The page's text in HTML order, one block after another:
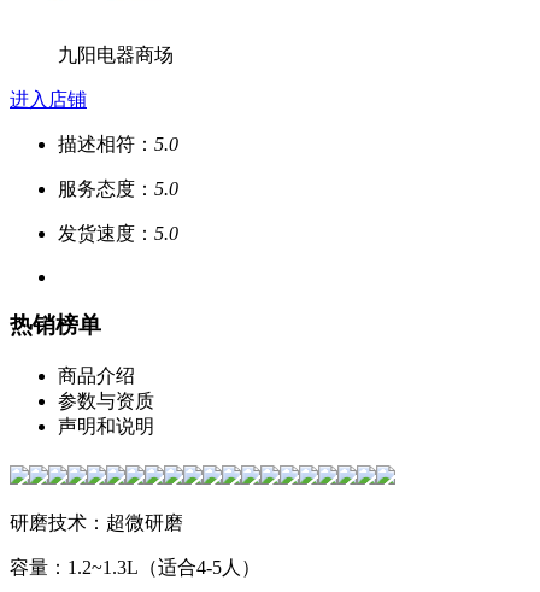
九阳电器商场
进入店铺
描述相符： 5.0
服务态度： 5.0
发货速度： 5.0
热销榜单
商品介绍
参数与资质
声明和说明
研磨技术：超微研磨
容量：1.2~1.3L（适合4-5人）